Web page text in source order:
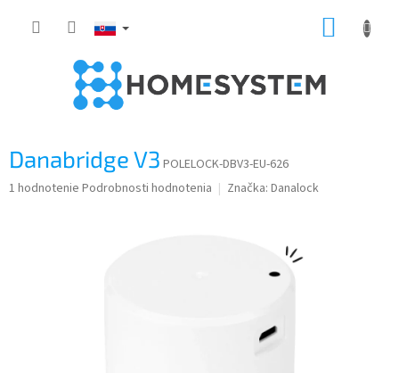
Danabridge V3 POLELOCK-DBV3-EU-626
Priemerné
1 hodnotenie Podrobnosti hodnotenia Značka: Danalock